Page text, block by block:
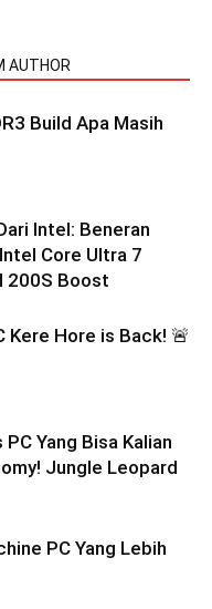
AUTHOR
Build Apa Masih
Intel: Beneran
Core Ultra 7
200S Boost
Kere Hore is Back! 🚨
Yang Bisa Kalian
Jungle Leopard
PC Yang Lebih